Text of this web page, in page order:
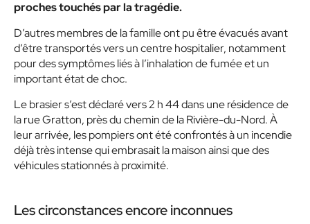
proches touchés par la tragédie.
D’autres membres de la famille ont pu être évacués avant
d’être transportés vers un centre hospitalier, notamment
pour des symptômes liés à l’inhalation de fumée et un
important état de choc.
Le brasier s’est déclaré vers 2 h 44 dans une résidence de
la rue Gratton, près du chemin de la Rivière-du-Nord. À
leur arrivée, les pompiers ont été confrontés à un incendie
déjà très intense qui embrasait la maison ainsi que des
véhicules stationnés à proximité.
Les circonstances encore inconnues